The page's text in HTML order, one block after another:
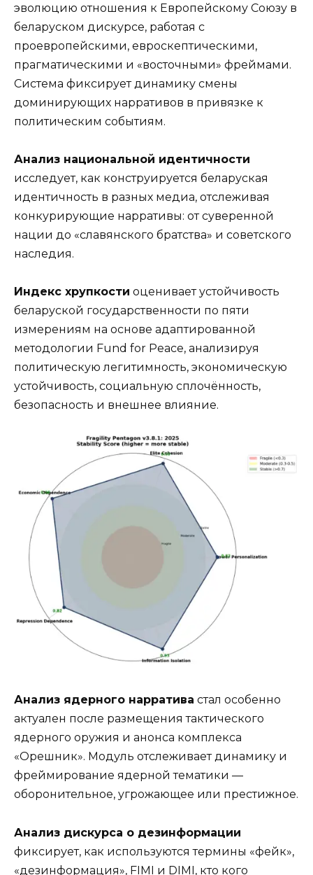
эволюцию отношения к Европейскому Союзу в
беларуском дискурсе, работая с
проевропейскими, евроскептическими,
прагматическими и «восточными» фреймами.
Система фиксирует динамику смены
доминирующих нарративов в привязке к
политическим событиям.
Анализ национальной идентичности
исследует, как конструируется беларуская
идентичность в разных медиа, отслеживая
конкурирующие нарративы: от суверенной
нации до «славянского братства» и советского
наследия.
Индекс хрупкости оценивает устойчивость
беларуской государственности по пяти
измерениям на основе адаптированной
методологии Fund for Peace, анализируя
политическую легитимность, экономическую
устойчивость, социальную сплочённость,
безопасность и внешнее влияние.
Анализ ядерного нарратива стал особенно
актуален после размещения тактического
ядерного оружия и анонса комплекса
«Орешник». Модуль отслеживает динамику и
фреймирование ядерной тематики —
оборонительное, угрожающее или престижное.
Анализ дискурса о дезинформации
фиксирует, как используются термины «фейк»,
«дезинформация», FIMI и DIMI, кто кого